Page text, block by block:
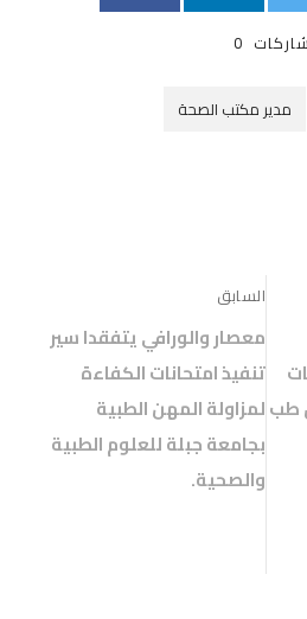
0
مدير مكتب الصحة
السابق
معصار والورافي يتفقدا سير
تنفيذ امتحانات الكفاءة
لمزاولة المهن الطبية
بجامعة جبلة للعلوم الطبية
والصحية.
طب